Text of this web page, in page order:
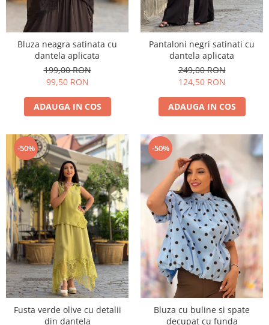
Bluza neagra satinata cu
dantela aplicata
199,00 RON
99,50 RON
ADAUGA IN COS
Pantaloni negri satinati cu
dantela aplicata
249,00 RON
124,50 RON
ADAUGA IN COS
-50%
Fusta verde olive cu detalii
din dantela
-50%
Bluza cu buline si spate
decupat cu funda